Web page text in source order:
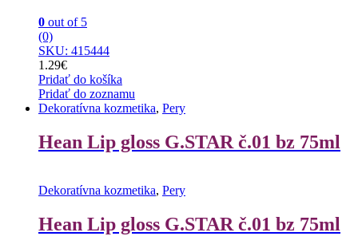
0 out of 5
(0)
SKU: 415444
1.29€
Pridať do košíka
Pridať do zoznamu
Dekoratívna kozmetika, Pery
Hean Lip gloss G.STAR č.01 bz 75ml
Dekoratívna kozmetika, Pery
Hean Lip gloss G.STAR č.01 bz 75ml